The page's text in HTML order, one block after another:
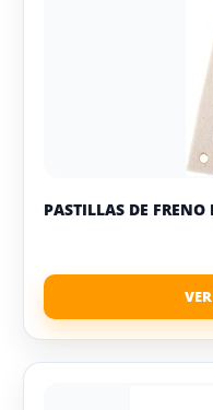
PASTILLAS DE FRENO